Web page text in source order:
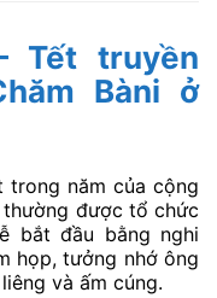
Tết truyền
Bàni ở
năm của cộng
được tổ chức
bắt đầu bằng nghi
họp, tưởng nhớ ông
và ấm cúng.